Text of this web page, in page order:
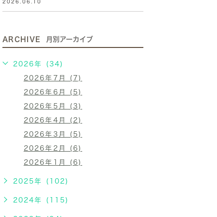
2026.06.10
ARCHIVE 月別アーカイブ
2026年 (34)
2026年7月 (7)
2026年6月 (5)
2026年5月 (3)
2026年4月 (2)
2026年3月 (5)
2026年2月 (6)
2026年1月 (6)
2025年 (102)
2024年 (115)